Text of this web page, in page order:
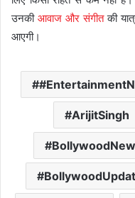
उनकी आवाज और संगीतकी
आएगी।
ArijitSingh